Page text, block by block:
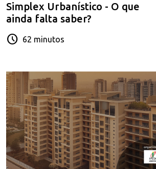
Simplex Urbanístico - O que
ainda falta saber?
schedule 62 minutos